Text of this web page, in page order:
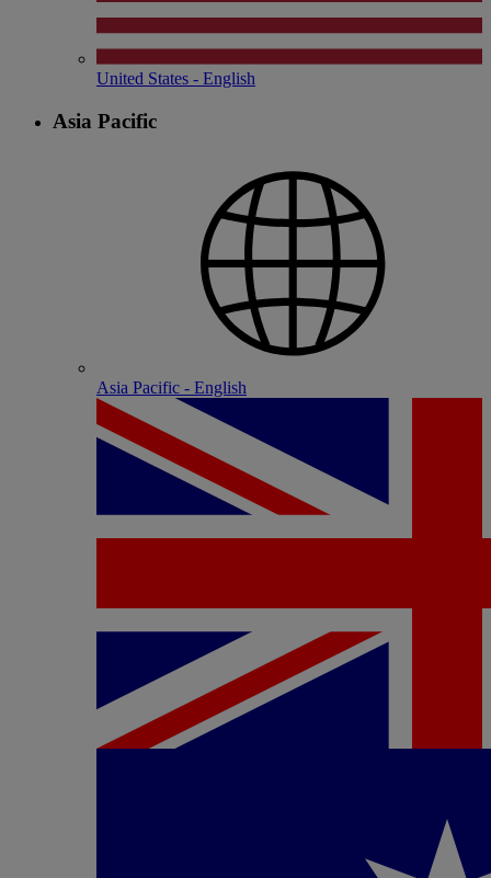
United States - English
Asia Pacific
Asia Pacific - English